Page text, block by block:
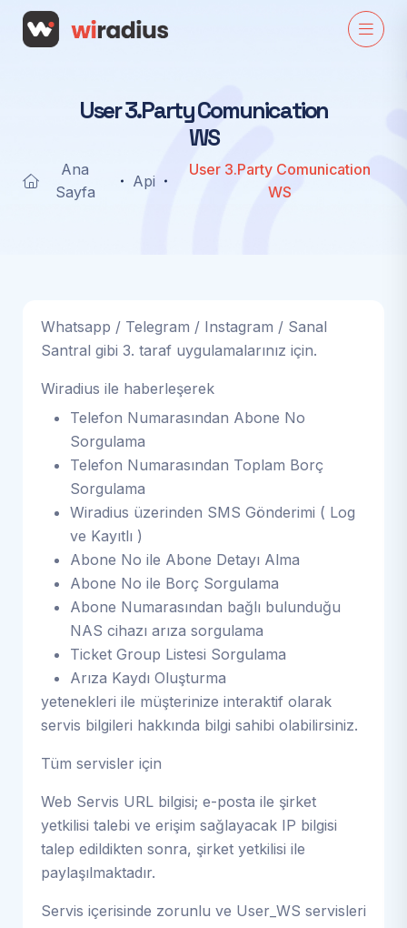
User3.PartyComunication
WS
Ana
Sayfa
Api
User 3.Party Comunication
WS
Whatsapp / Telegram / Instagram / Sanal
Santral gibi 3. taraf uygulamalarınız için.
Wiradius ile haberleşerek
Telefon Numarasından Abone No
Sorgulama
Telefon Numarasından Toplam Borç
Sorgulama
Wiradius üzerinden SMS Gönderimi ( Log
ve Kayıtlı )
Abone No ile Abone Detayı Alma
Abone No ile Borç Sorgulama
Abone Numarasından bağlı bulunduğu
NAS cihazı arıza sorgulama
Ticket Group Listesi Sorgulama
Arıza Kaydı Oluşturma
yetenekleri ile müşterinize interaktif olarak
servis bilgileri hakkında bilgi sahibi olabilirsiniz.
Tüm servisler için
Web Servis URL bilgisi; e-posta ile şirket
yetkilisi talebi ve erişim sağlayacak IP bilgisi
talep edildikten sonra, şirket yetkilisi ile
paylaşılmaktadır.
Servis içerisinde zorunlu ve User_WS servisleri